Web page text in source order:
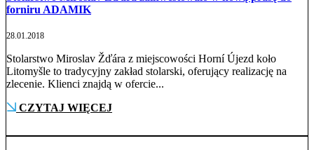
forniru ADAMIK
28.01.2018
Stolarstwo Miroslav Žďára z miejscowości Horní Újezd koło
Litomyšle to tradycyjny zakład stolarski, oferujący realizację na
zlecenie. Klienci znajdą w ofercie...
CZYTAJ WIĘCEJ